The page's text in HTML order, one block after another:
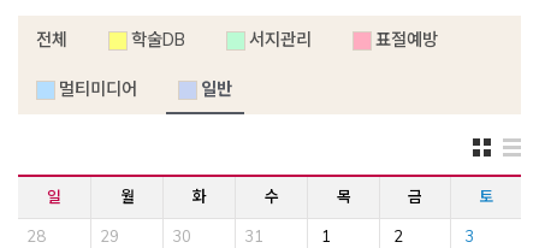
전체 학술DB 서지관리 표절예방
멀티미디어 일반
일 월 화 수 목 금 토
28 29 30 31 1 2 3